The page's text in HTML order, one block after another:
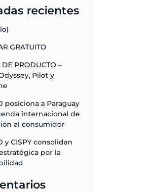
recientes
GRATUITO
DE PRODUCTO –
Pilot y
posiciona a Paraguay
internacional de
al consumidor
y CISPY consolidan
por la